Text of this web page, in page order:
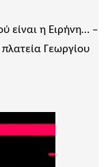
είναι η Ειρήνη… –
Γεωργίου